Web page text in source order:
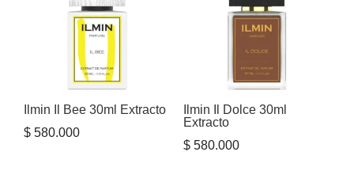
Ilmin Il Bee 30ml Extracto
$ 580.000
Ilmin Il Dolce 30ml
Extracto
$580.000